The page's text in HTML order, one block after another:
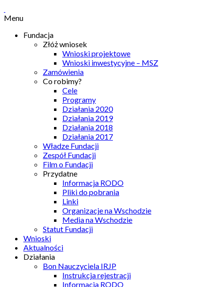
Menu
Fundacja
Złóż wniosek
Wnioski projektowe
Wnioski inwestycyjne – MSZ
Zamówienia
Co robimy?
Cele
Programy
Działania 2020
Działania 2019
Działania 2018
Działania 2017
Władze Fundacji
Zespół Fundacji
Film o Fundacji
Przydatne
Informacja RODO
Pliki do pobrania
Linki
Organizacje na Wschodzie
Media na Wschodzie
Statut Fundacji
Wnioski
Aktualności
Działania
Bon Nauczyciela IRJP
Instrukcja rejestracji
Informacja RODO